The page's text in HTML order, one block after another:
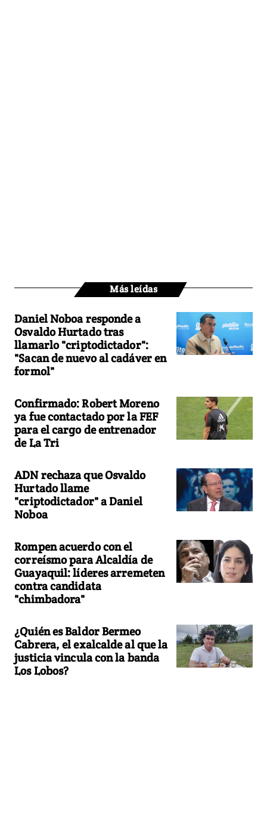
Más leídas
Daniel Noboa responde a
Osvaldo Hurtado tras
llamarlo "criptodictador":
"Sacan de nuevo al cadáver en
formol"
Confirmado: Robert Moreno
ya fue contactado por la FEF
para el cargo de entrenador
de La Tri
ADN rechaza que Osvaldo
Hurtado llame
"criptodictador" a Daniel
Noboa
Rompen acuerdo con el
correísmo para Alcaldía de
Guayaquil: líderes arremeten
contra candidata
"chimbadora"
¿Quién es Baldor Bermeo
Cabrera, el exalcalde al que la
justicia vincula con la banda
Los Lobos?